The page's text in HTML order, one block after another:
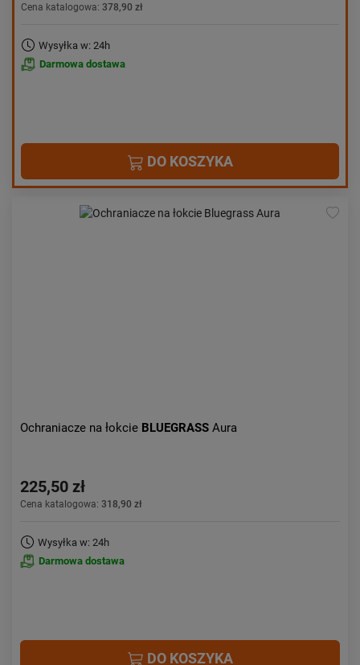
Cena katalogowa: 378,90 zł
Wysyłka w: 24h
Darmowa dostawa
DO KOSZYKA
Ochraniacze na łokcie BLUEGRASS Aura
225,50 zł
Cena katalogowa: 318,90 zł
Wysyłka w: 24h
Darmowa dostawa
DO KOSZYKA